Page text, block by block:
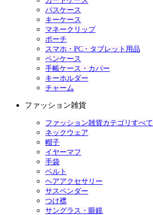
パスケース
キーケース
マネークリップ
ポーチ
スマホ・PC・タブレット用品
ペンケース
手帳ケース・カバー
キーホルダー
チャーム
ファッション雑貨
ファッション雑貨カテゴリすべて
ネックウェア
帽子
イヤーマフ
手袋
ベルト
ヘアアクセサリー
サスペンダー
つけ襟
サングラス・眼鏡